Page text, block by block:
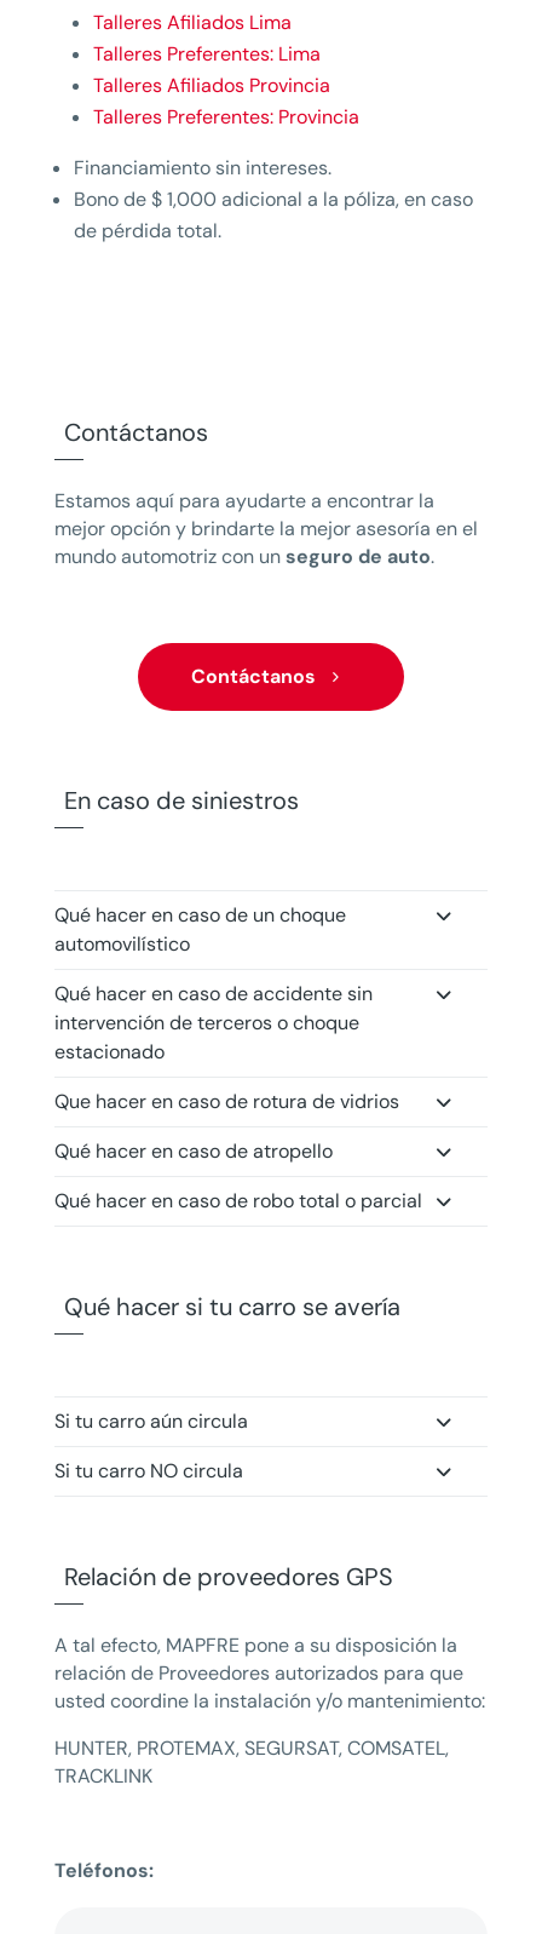
Talleres Afiliados Lima
Talleres Preferentes: Lima
Talleres Afiliados Provincia
Talleres Preferentes: Provincia
Financiamiento sin intereses.
Bono de $ 1,000 adicional a la póliza, en caso
de pérdida total.
Contáctanos
Estamos aquí para ayudarte a encontrar la
mejor opción y brindarte la mejor asesoría en el
mundo automotriz con unseguro de auto.
Contáctanos
En caso de siniestros
Qué hacer en caso de un choque
automovilístico
Qué hacer en caso de accidente sin
intervención de terceros o choque
estacionado
Que hacer en caso de rotura de vidrios
Qué hacer en caso de atropello
Qué hacer en caso de robo total o parcial
Qué hacer si tu carro se avería
Si tu carro aún circula
Si tu carro NO circula
Relación de proveedores GPS
A tal efecto, MAPFRE pone a su disposición la
relación de Proveedores autorizados para que
usted coordine la instalación y/o mantenimiento:
HUNTER, PROTEMAX, SEGURSAT, COMSATEL,
TRACKLINK
Teléfonos: